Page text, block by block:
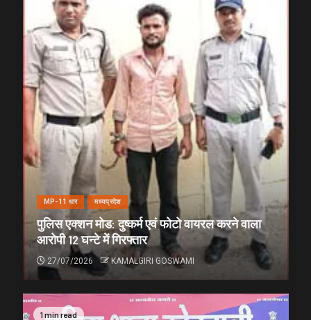
MP-11 धार मध्यप्रदेश
पुलिस एक्शन मोड: दुष्कर्म एवं फोटो वायरल करने वाला
आरोपी 12 घन्टे में गिरफ्तार
27/07/2026 KAMALGIRI GOSWAMI
1 min read